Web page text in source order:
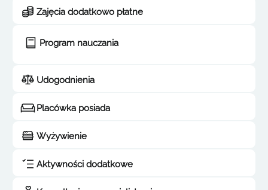
Zajęcia dodatkowo płatne
Program nauczania
Udogodnienia
Placówka posiada
Wyżywienie
Aktywności dodatkowe